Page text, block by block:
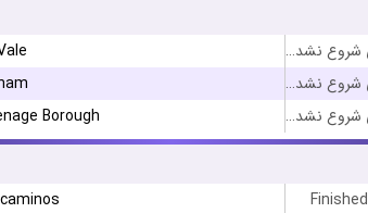
بازی شروع نشده است
بازی شروع نشده است
Borough بازی شروع نشده است
Finished